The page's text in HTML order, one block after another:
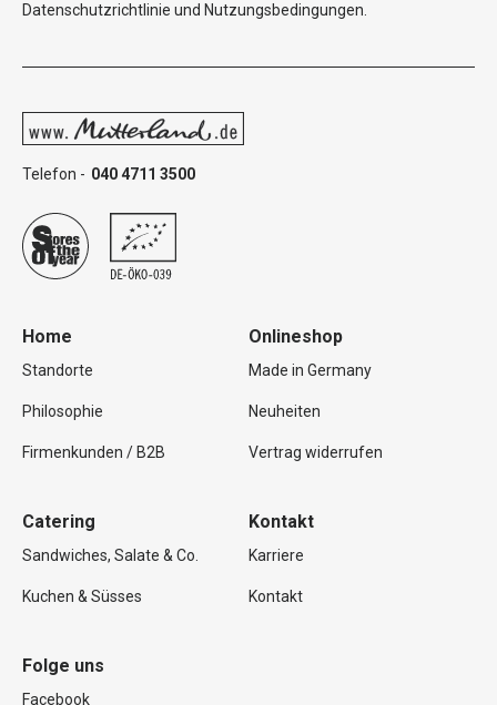
Datenschutzrichtlinie und Nutzungsbedingungen
Telefon - 040 4711 3500
Home
Standorte
Philosophie
Firmenkunden / B2B
Onlineshop
Made in Germany
Neuheiten
Vertrag widerrufen
Catering
Sandwiches, Salate & Co.
Kuchen & Süsses
Kontakt
Karriere
Kontakt
Folge uns
Facebook